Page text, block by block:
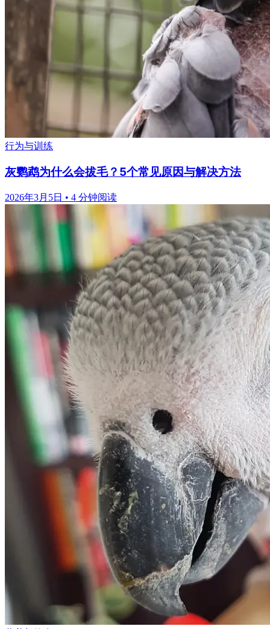
行为与训练
灰鹦鹉为什么会拔毛？5个常见原因与解决方法
2026年3月5日 • 4 分钟阅读